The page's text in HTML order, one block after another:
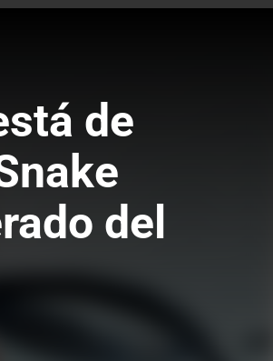
de
del